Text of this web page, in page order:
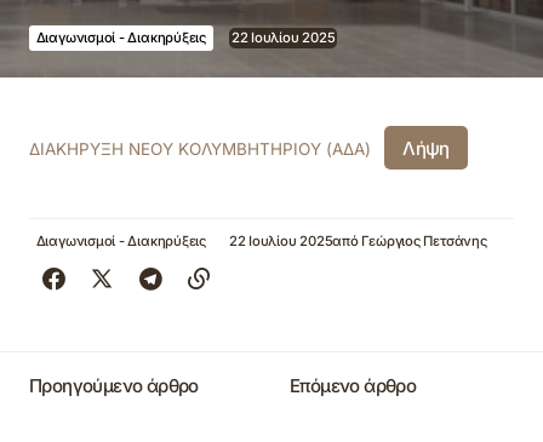
Διαγωνισμοί - Διακηρύξεις 22 Ιουλίου 2025
ΔΙΑΚΗΡΥΞΗ ΝΕΟΥ ΚΟΛΥΜΒΗΤΗΡΙΟΥ (ΑΔΑ) Λήψη
Διαγωνισμοί - Διακηρύξεις 22 Ιουλίου 2025από Γεώργιος Πετσάνης
Προηγούμενο άρθρο Επόμενο άρθρο